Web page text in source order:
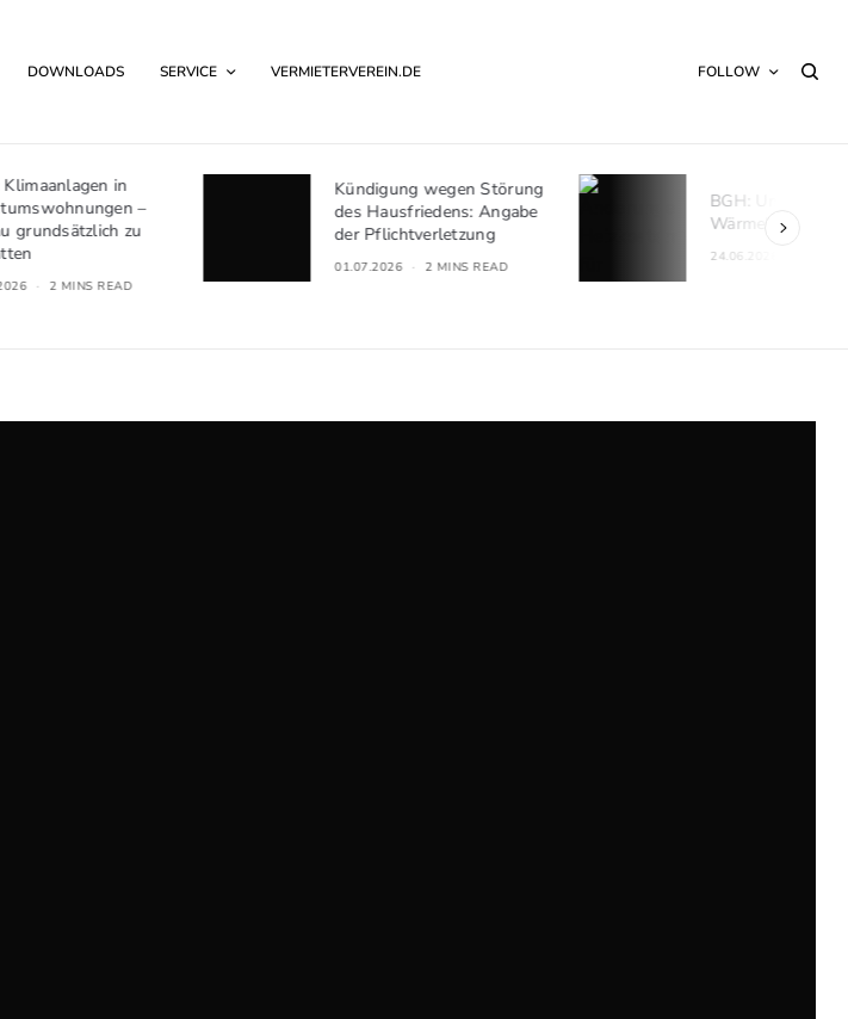
DOWNLOADS SERVICE VERMIETERVEREIN.DE FOLLOW
Kündigung wegen Störung
des Hausfriedens: Angabe
BGH: Umlagefähigkeit von
Wärmelieferungskosten